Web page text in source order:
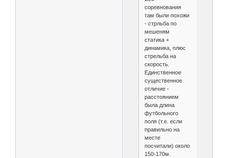
соревнования
там были похожи
- стрльба по
мешеням
статика +
динамика, плюс
стрельба на
скорость.
Единственное
существенное
отличие -
расстоянием
была длина
футбольного
поля (т.е. если
правильно на
месте
посчитали) около
150-170м.